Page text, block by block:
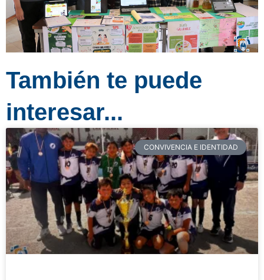
También te puede
interesar...
CONVIVENCIA E IDENTIDAD